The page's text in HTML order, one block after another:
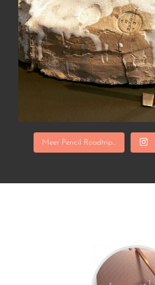
Meer Pencil Roadtrip...